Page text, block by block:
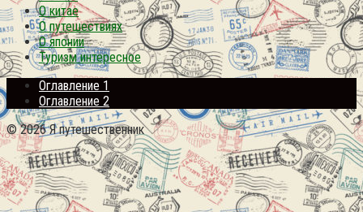
О китае
О путешествиях
О японии
Туризм интересное
Оглавление 1
Оглавление 2
© 2026 Я путешественник